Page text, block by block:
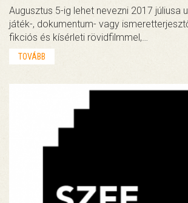
Augusztus 5-ig lehet nevezni 2017 júliusa
játék-, dokumentum- vagy
fikciós és kísérleti rövidfilmmel,…
TOVÁBB